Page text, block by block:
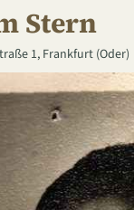
Stern
1, Frankfurt (Oder)